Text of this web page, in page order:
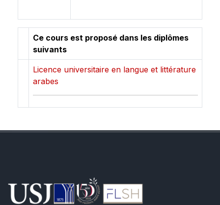
Ce cours est proposé dans les diplômes
suivants
Licence universitaire en langue et littérature
arabes